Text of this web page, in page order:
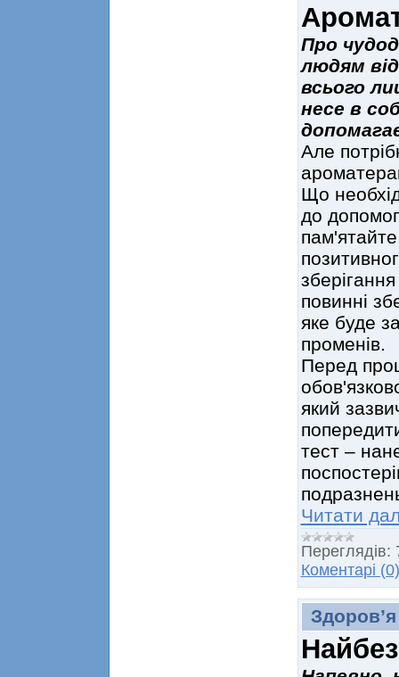
Про
людям
всього
несе в
Але
Що
до
повинні
яке буде
променів.
Перед
який
тест –
Читати
Переглядів:
Коментарі (0)
Здоров’я